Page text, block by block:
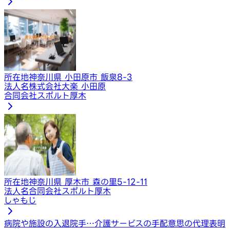
所在地神奈川県 小田原市 飯泉8-3
法人名株式会社大楽 小田原
合同会社スポルト厚木
所在地神奈川県 厚木市 森の里5-12-11
法人名合同会社スポルト厚木
しゃもじ
病院や施設の入退院手…介護サービスの手配意思の代理表明